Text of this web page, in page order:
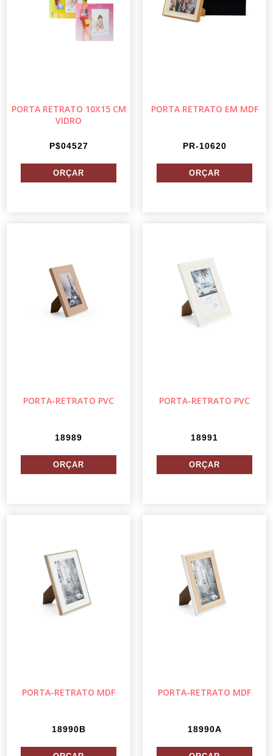
PORTA RETRATO 10X15 CM
VIDRO
P$04527
PORTA RETRATO EM MDF
PR-10620
PORTA-RETRATO PVC
18989
PORTA-RETRATO PVC
18991
PORTA-RETRATO MDF
18990B
PORTA-RETRATO MDF
18990A